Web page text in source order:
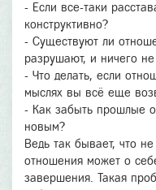
- Если все-таки
конструктивно?
- Существуют ли
разрушают, и ничего
- Что делать, если
мыслях вы всё еще
- Как забыть прошлые
новым?
Ведь так бывает, что
отношения может о
завершения. Такая